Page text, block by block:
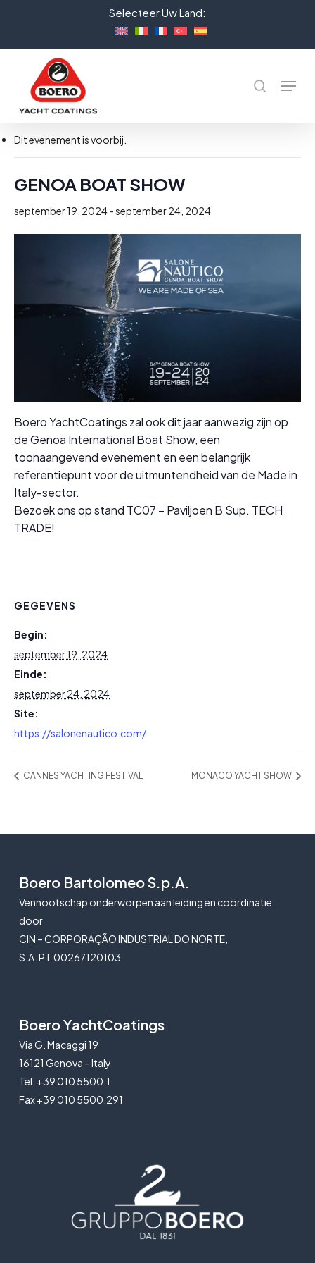
Selecteer Uw Land:
Zoeken
Menu
« Alle Evenementen
Dit evenement is voorbij.
GENOA BOAT SHOW
september 19, 2024-september 24, 2024
Boero YachtCoatings zal ook dit jaar aanwezig zijn op
de Genoa International Boat Show, een
toonaangevend evenement en een belangrijk
referentiepunt voor de uitmuntendheid van de Made in
Italy-sector.
Bezoek ons op stand TC07 – Paviljoen B Sup. TECH
TRADE!
GEGEVENS
Begin:
september 19, 2024
Einde:
september 24, 2024
Site:
https://salonenautico.com/
CANNES YACHTING FESTIVAL MONACO YACHT SHOW
Boero Bartolomeo S.p.A.
Vennootschap onderworpen aan leiding en coördinatie
door
CIN – CORPORAÇÃO INDUSTRIAL DO NORTE,
S.A. P.I. 00267120103
Boero YachtCoatings
Via G. Macaggi 19
16121 Genova – Italy
Tel. +39 010 5500.1
Fax +39 010 5500.291